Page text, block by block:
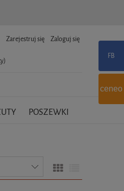
Zarejestruj się Zaloguj się
POSZEWKI
ceneo